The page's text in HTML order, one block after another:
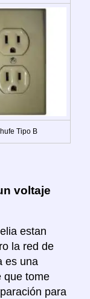
Tipo B
voltaje
estan
la red de
es una
que tome
para